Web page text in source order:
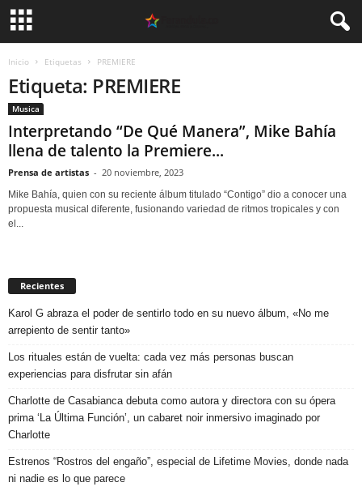
Inicio Etiquetas PREMIERE
Etiqueta: PREMIERE
Musica
Interpretando “De Qué Manera”, Mike Bahía
llena de talento la Premiere...
Prensa de artistas - 20 noviembre, 2023
Mike Bahía, quien con su reciente álbum titulado “Contigo” dio a conocer una
propuesta musical diferente, fusionando variedad de ritmos tropicales y con
el...
Recientes
Karol G abraza el poder de sentirlo todo en su nuevo álbum, «No me
arrepiento de sentir tanto»
Los rituales están de vuelta: cada vez más personas buscan
experiencias para disfrutar sin afán
Charlotte de Casabianca debuta como autora y directora con su ópera
prima ‘La Última Función’, un cabaret noir inmersivo imaginado por
Charlotte
Estrenos “Rostros del engaño”, especial de Lifetime Movies, donde nada
ni nadie es lo que parece